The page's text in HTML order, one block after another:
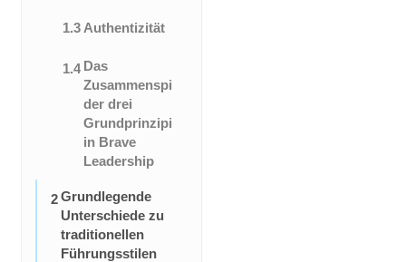
1.3 Authentizität
1.4 Das
Zusammenspiel
der drei
Grundprinzipien
in Brave
Leadership
2Grundlegende
Unterschiede zu
traditionellen
Führungsstilen